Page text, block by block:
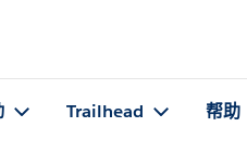
Trailhead 帮助